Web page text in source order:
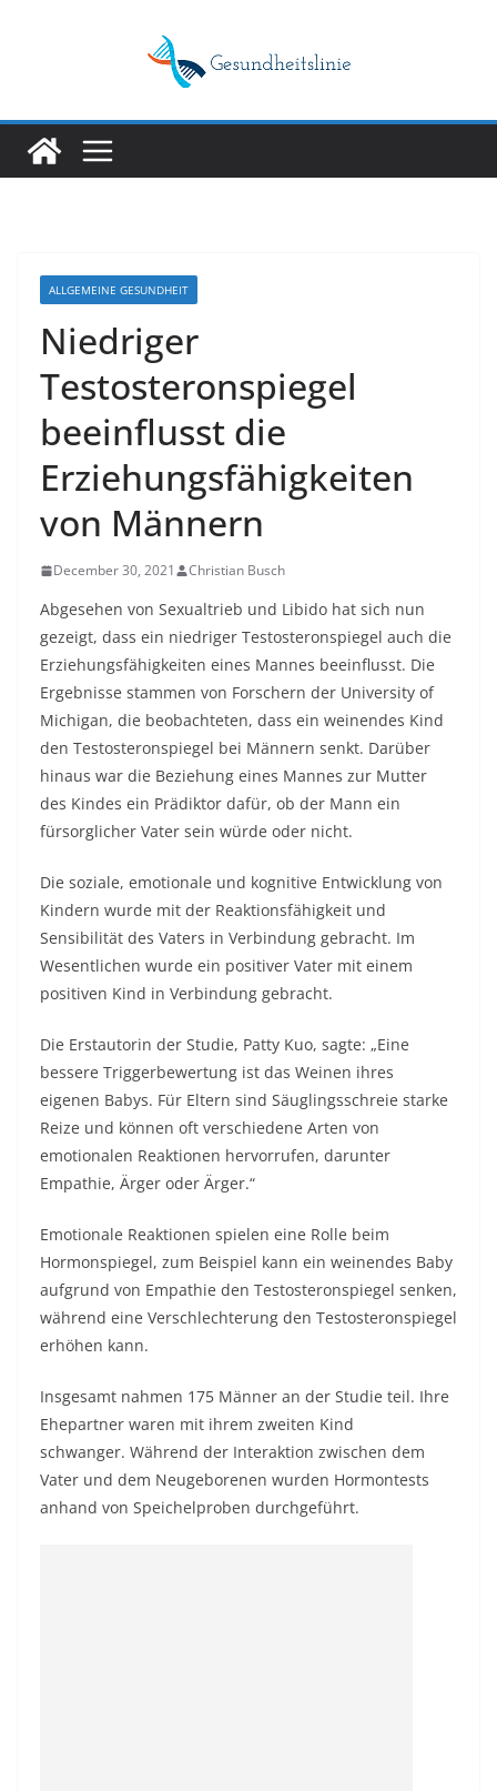
ALLGEMEINE GESUNDHEIT
Niedriger
Testosteronspiegel
beeinflusst die
Erziehungsfähigkeiten
von Männern
December 30, 2021 Christian Busch
Abgesehen von Sexualtrieb und Libido hat sich nun
gezeigt, dass ein niedriger Testosteronspiegel auch die
Erziehungsfähigkeiten eines Mannes beeinflusst. Die
Ergebnisse stammen von Forschern der University of
Michigan, die beobachteten, dass ein weinendes Kind
den Testosteronspiegel bei Männern senkt. Darüber
hinaus war die Beziehung eines Mannes zur Mutter
des Kindes ein Prädiktor dafür, ob der Mann ein
fürsorglicher Vater sein würde oder nicht.
Die soziale, emotionale und kognitive Entwicklung von
Kindern wurde mit der Reaktionsfähigkeit und
Sensibilität des Vaters in Verbindung gebracht. Im
Wesentlichen wurde ein positiver Vater mit einem
positiven Kind in Verbindung gebracht.
Die Erstautorin der Studie, Patty Kuo, sagte: „Eine
bessere Triggerbewertung ist das Weinen ihres
eigenen Babys. Für Eltern sind Säuglingsschreie starke
Reize und können oft verschiedene Arten von
emotionalen Reaktionen hervorrufen, darunter
Empathie, Ärger oder Ärger.“
Emotionale Reaktionen spielen eine Rolle beim
Hormonspiegel, zum Beispiel kann ein weinendes Baby
aufgrund von Empathie den Testosteronspiegel senken,
während eine Verschlechterung den Testosteronspiegel
erhöhen kann.
Insgesamt nahmen 175 Männer an der Studie teil. Ihre
Ehepartner waren mit ihrem zweiten Kind
schwanger. Während der Interaktion zwischen dem
Vater und dem Neugeborenen wurden Hormontests
anhand von Speichelproben durchgeführt.